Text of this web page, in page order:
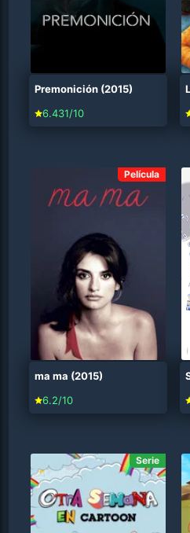
Premonición (2015)
6.431/10
Película
ma ma (2015)
6.2/10
Serie